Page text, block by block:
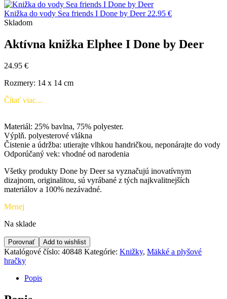
Knižka do vody Sea friends I Done by Deer 22.95 €
Skladom
Aktívna knižka Elphee I Done by Deer
24.95 €
Rozmery: 14 x 14 cm
Čítať viac...
Materiál: 25% bavlna, 75% polyester.
Výplň. polyesterové vlákna
Čistenie a údržba: utierajte vlhkou handričkou, neponárajte do vody
Odporúčaný vek: vhodné od narodenia
Všetky produkty Done by Deer sa vyznačujú inovatívnym
dizajnom, originalitou, sú vyrábané z tých najkvalitnejších
materiálov a 100% nezávadné.
Menej
Na sklade
Porovnať Add to wishlist
Katalógové číslo: 40848 Kategórie: Knižky, Mäkké a plyšové
hračky
Popis